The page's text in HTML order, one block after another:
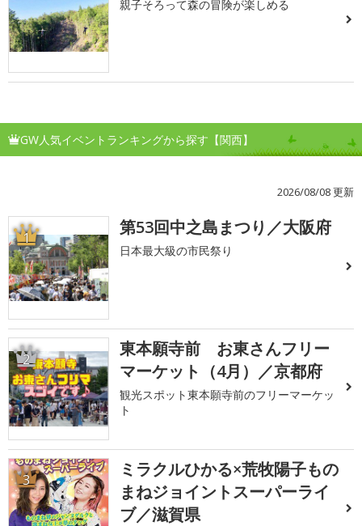
親子そろって森の冒険が楽しめる
GW人気イベントランキングから探す【関西】
2026/08/08 更新
1 第53回中之島まつり／大阪府
日本最大級の市民祭り
2
東本願寺前 お東さんフリー
マーケット（4月）／京都府
観光スポット東本願寺前のフリーマーケッ
ト
3
ミラクルひかる×荒牧陽子もの
まねジョイントスーパーライ
ブ／滋賀県